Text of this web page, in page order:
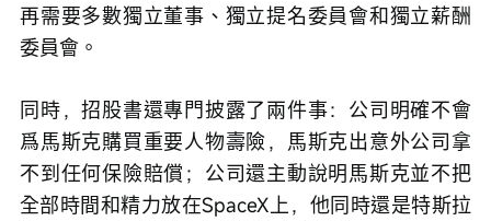
再需要多數獨立董事、獨立提名委員會和獨立薪酬
委員會。
同時，招股書還專門披露了兩件事：公司明確不會
爲馬斯克購買重要人物壽險，馬斯克出意外公司拿
不到任何保險賠償；公司還主動說明馬斯克並不把
全部時間和精力放在SpaceX上，他同時還是特斯拉